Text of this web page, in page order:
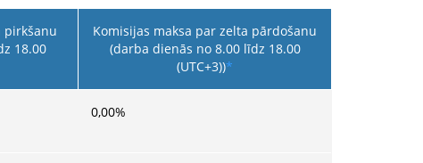
pirkšanu
18.00
Komisijas maksa par zelta pārdošanu
(darba dienās no 8.00 līdz 18.00
(UTC+3))*
0,00%